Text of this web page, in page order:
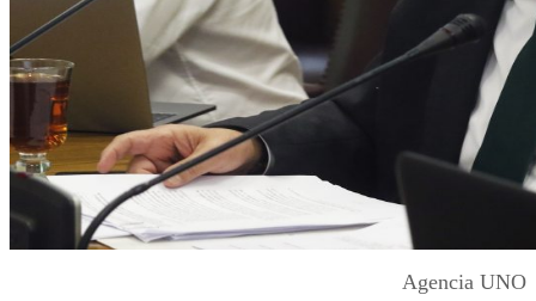
Agencia UNO